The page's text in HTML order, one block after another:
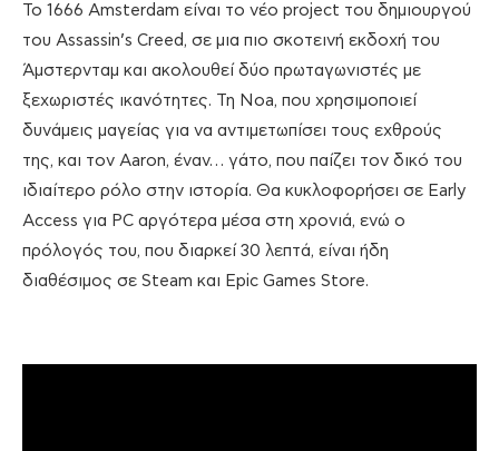
Το 1666 Amsterdam είναι το νέο project του δημιουργού
του Assassin’s Creed, σε μια πιο σκοτεινή εκδοχή του
Άμστερνταμ και ακολουθεί δύο πρωταγωνιστές με
ξεχωριστές ικανότητες. Τη Noa, που χρησιμοποιεί
δυνάμεις μαγείας για να αντιμετωπίσει τους εχθρούς
της, και τον Aaron, έναν… γάτο, που παίζει τον δικό του
ιδιαίτερο ρόλο στην ιστορία. Θα κυκλοφορήσει σε Early
Access για PC αργότερα μέσα στη χρονιά, ενώ ο
πρόλογός του, που διαρκεί 30 λεπτά, είναι ήδη
διαθέσιμος σε Steam και Epic Games Store.